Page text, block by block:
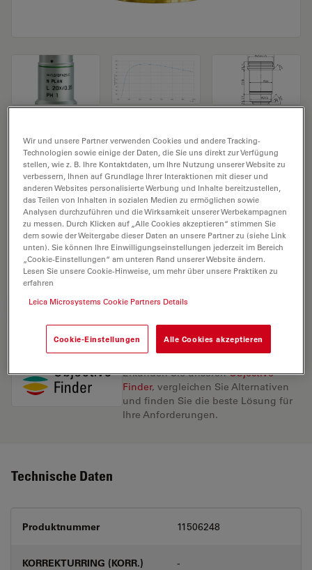
Mikroskopobjektiv N PLAN L 20x/0,35 PH1
Produkt Nr. 11506248
Das Objektiv N PLAN L 20x/0,35 PH1 hat eine
Vergrößerung von 20X und eine numerische Apertur
von 0,35. Für Trockenimmersion, mit einem M25
Objektivgewinde mit 6,9 mm freiem Arbeitsabstand
und Sehfeld FN 22.
ANGEBOT ANFORDERN
Erkunden Sie unserenObjective
Finder, vergleichen Sie Alternativen
und finden Sie die beste Lösung für
Ihre Anforderungen.
Technische Daten
Produktnummer 11506248
KORREKTURRING (KORR.) -
Wir und unsere Partner verwenden Cookies und andere Tracking-
Technologien sowie einige der Daten, die Sie uns direkt zur Verfügung
stellen, wie z. B. Ihre Kontaktdaten, um Ihre Nutzung unserer Website zu
verbessern, Ihnen auf Grundlage Ihrer Interaktionen mit dieser und
anderen Websites personalisierte Werbung und Inhalte bereitzustellen,
das Teilen von Inhalten in sozialen Medien zu ermöglichen sowie
Analysen durchzuführen und die Wirksamkeit unserer Werbekampagnen
zu messen. Durch Klicken auf „Alle Cookies akzeptieren“ stimmen Sie
dem sowie der Weitergabe dieser Daten an unsere Partner zu (siehe Link
unten). Sie können Ihre Einwilligungseinstellungen jederzeit im Bereich
„Cookie-Einstellungen“ am unteren Rand unserer Website ändern.
Lesen Sie unsere Cookie-Hinweise, um mehr über unsere Praktiken zu
erfahren
Leica Microsystems Cookie Partners Details
Cookie-Einstellungen Alle Cookies akzeptieren